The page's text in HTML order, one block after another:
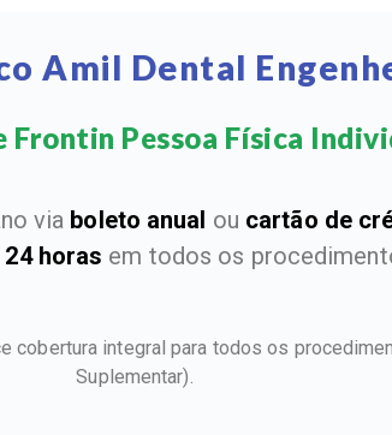
Amil Dental
Pessoa Física
via boleto anual ou cartão de
horas em todos os
cobertura integral para todos os
Suplementar).